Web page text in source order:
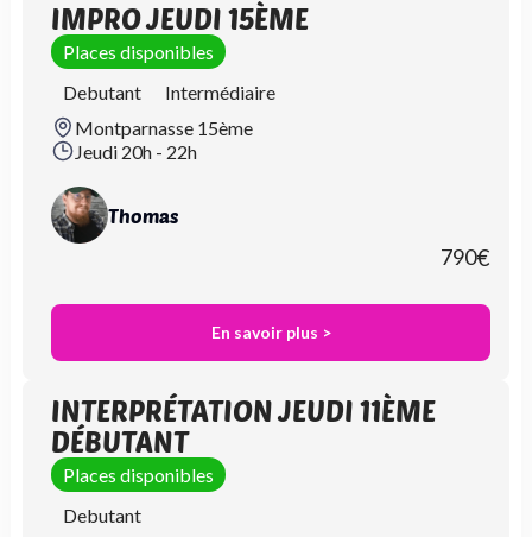
IMPRO JEUDI 15ÈME
Places disponibles
Debutant
Intermédiaire
Montparnasse 15ème
Jeudi 20h - 22h
Thomas
790€
En savoir plus >
INTERPRÉTATION JEUDI 11ÈME
DÉBUTANT
Places disponibles
Debutant